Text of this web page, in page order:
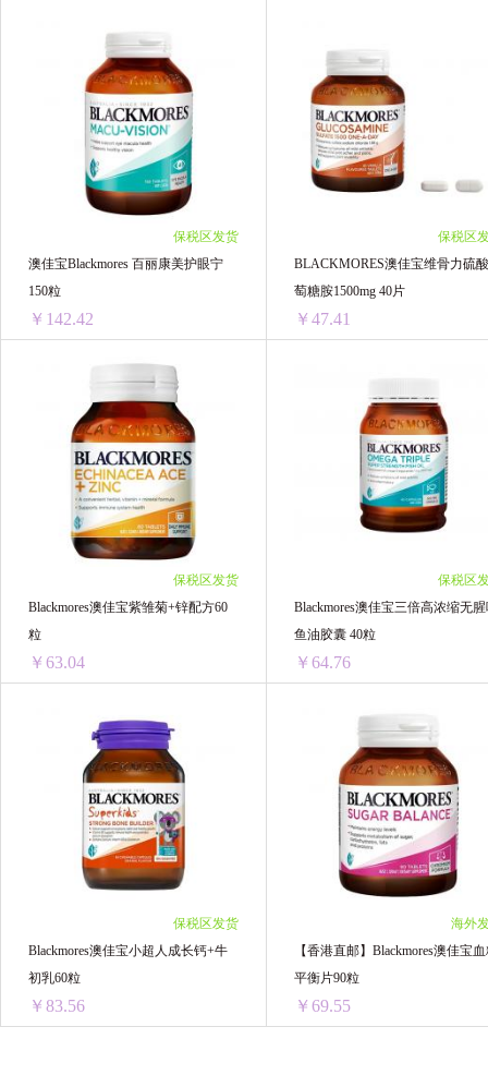
1瓶 ￥90.67(￥90.67/单瓶)
2瓶 ￥174.34(￥87.17/单瓶)
3瓶 ￥260.31(￥86.77/单瓶)
4瓶 ￥343.76(￥85.94/单瓶)
5瓶 ￥429.7(￥85.94/单瓶)
6瓶 ￥515.64(￥85.94/单瓶)
8瓶 ￥681.68(￥85.21/单瓶)
10瓶 ￥852.1(￥85.21/单瓶)
1瓶 ￥37.2(￥37.2/单瓶)
2瓶 ￥73.2(￥36.6/单瓶)
3瓶 ￥108(￥36/单瓶)
保税区发货
澳佳宝Blackmores 百丽康美护眼宁
150粒
￥142.42
1瓶 ￥149.42(￥149.42/单瓶)
2瓶 ￥294.18(￥147.09/单瓶)
3瓶 ￥437.76(￥145.92/单瓶)
4瓶 ￥574.36(￥143.59/单瓶)
6瓶 ￥854.52(￥142.42/单瓶)
保税区
BLACKMORES澳佳宝维骨力硫
萄糖胺1500mg 40片
￥47.41
1瓶 ￥52.04(￥52.04/单瓶)
2瓶 ￥101.76(￥50.88/单瓶)
4瓶 ￥194.28(￥48.57/单瓶)
6瓶 ￥284.46(￥47.41/单瓶)
保税区发货
Blackmores澳佳宝紫雏菊+锌配方60
粒
￥63.04
1瓶 ￥73.54(￥73.54/单瓶)
2瓶 ￥140.08(￥70.04/单瓶)
3瓶 ￥207.66(￥69.22/单瓶)
4瓶 ￥274.6(￥68.65/单瓶)
5瓶 ￥342.05(￥68.41/单瓶)
6瓶 ￥408.36(￥68.06/单瓶)
8瓶 ￥544.48(￥68.06/单瓶)
10瓶 ￥679.4(￥67.94/单瓶)
保税区
Blackmores澳佳宝三倍高浓缩无
鱼油胶囊 40粒
￥64.76
1瓶 ￥69.39(￥69.39/单瓶)
2瓶 ￥136.46(￥68.23/单瓶)
4瓶 ￥263.68(￥65.92/单瓶)
6瓶 ￥388.56(￥64.76/单瓶)
3瓶 ￥201.21(￥67.07/单瓶)
保税区发货
Blackmores澳佳宝小超人成长钙+牛
初乳60粒
￥83.56
海外
【香港直邮】Blackmores澳佳宝
平衡片90粒
￥69.55